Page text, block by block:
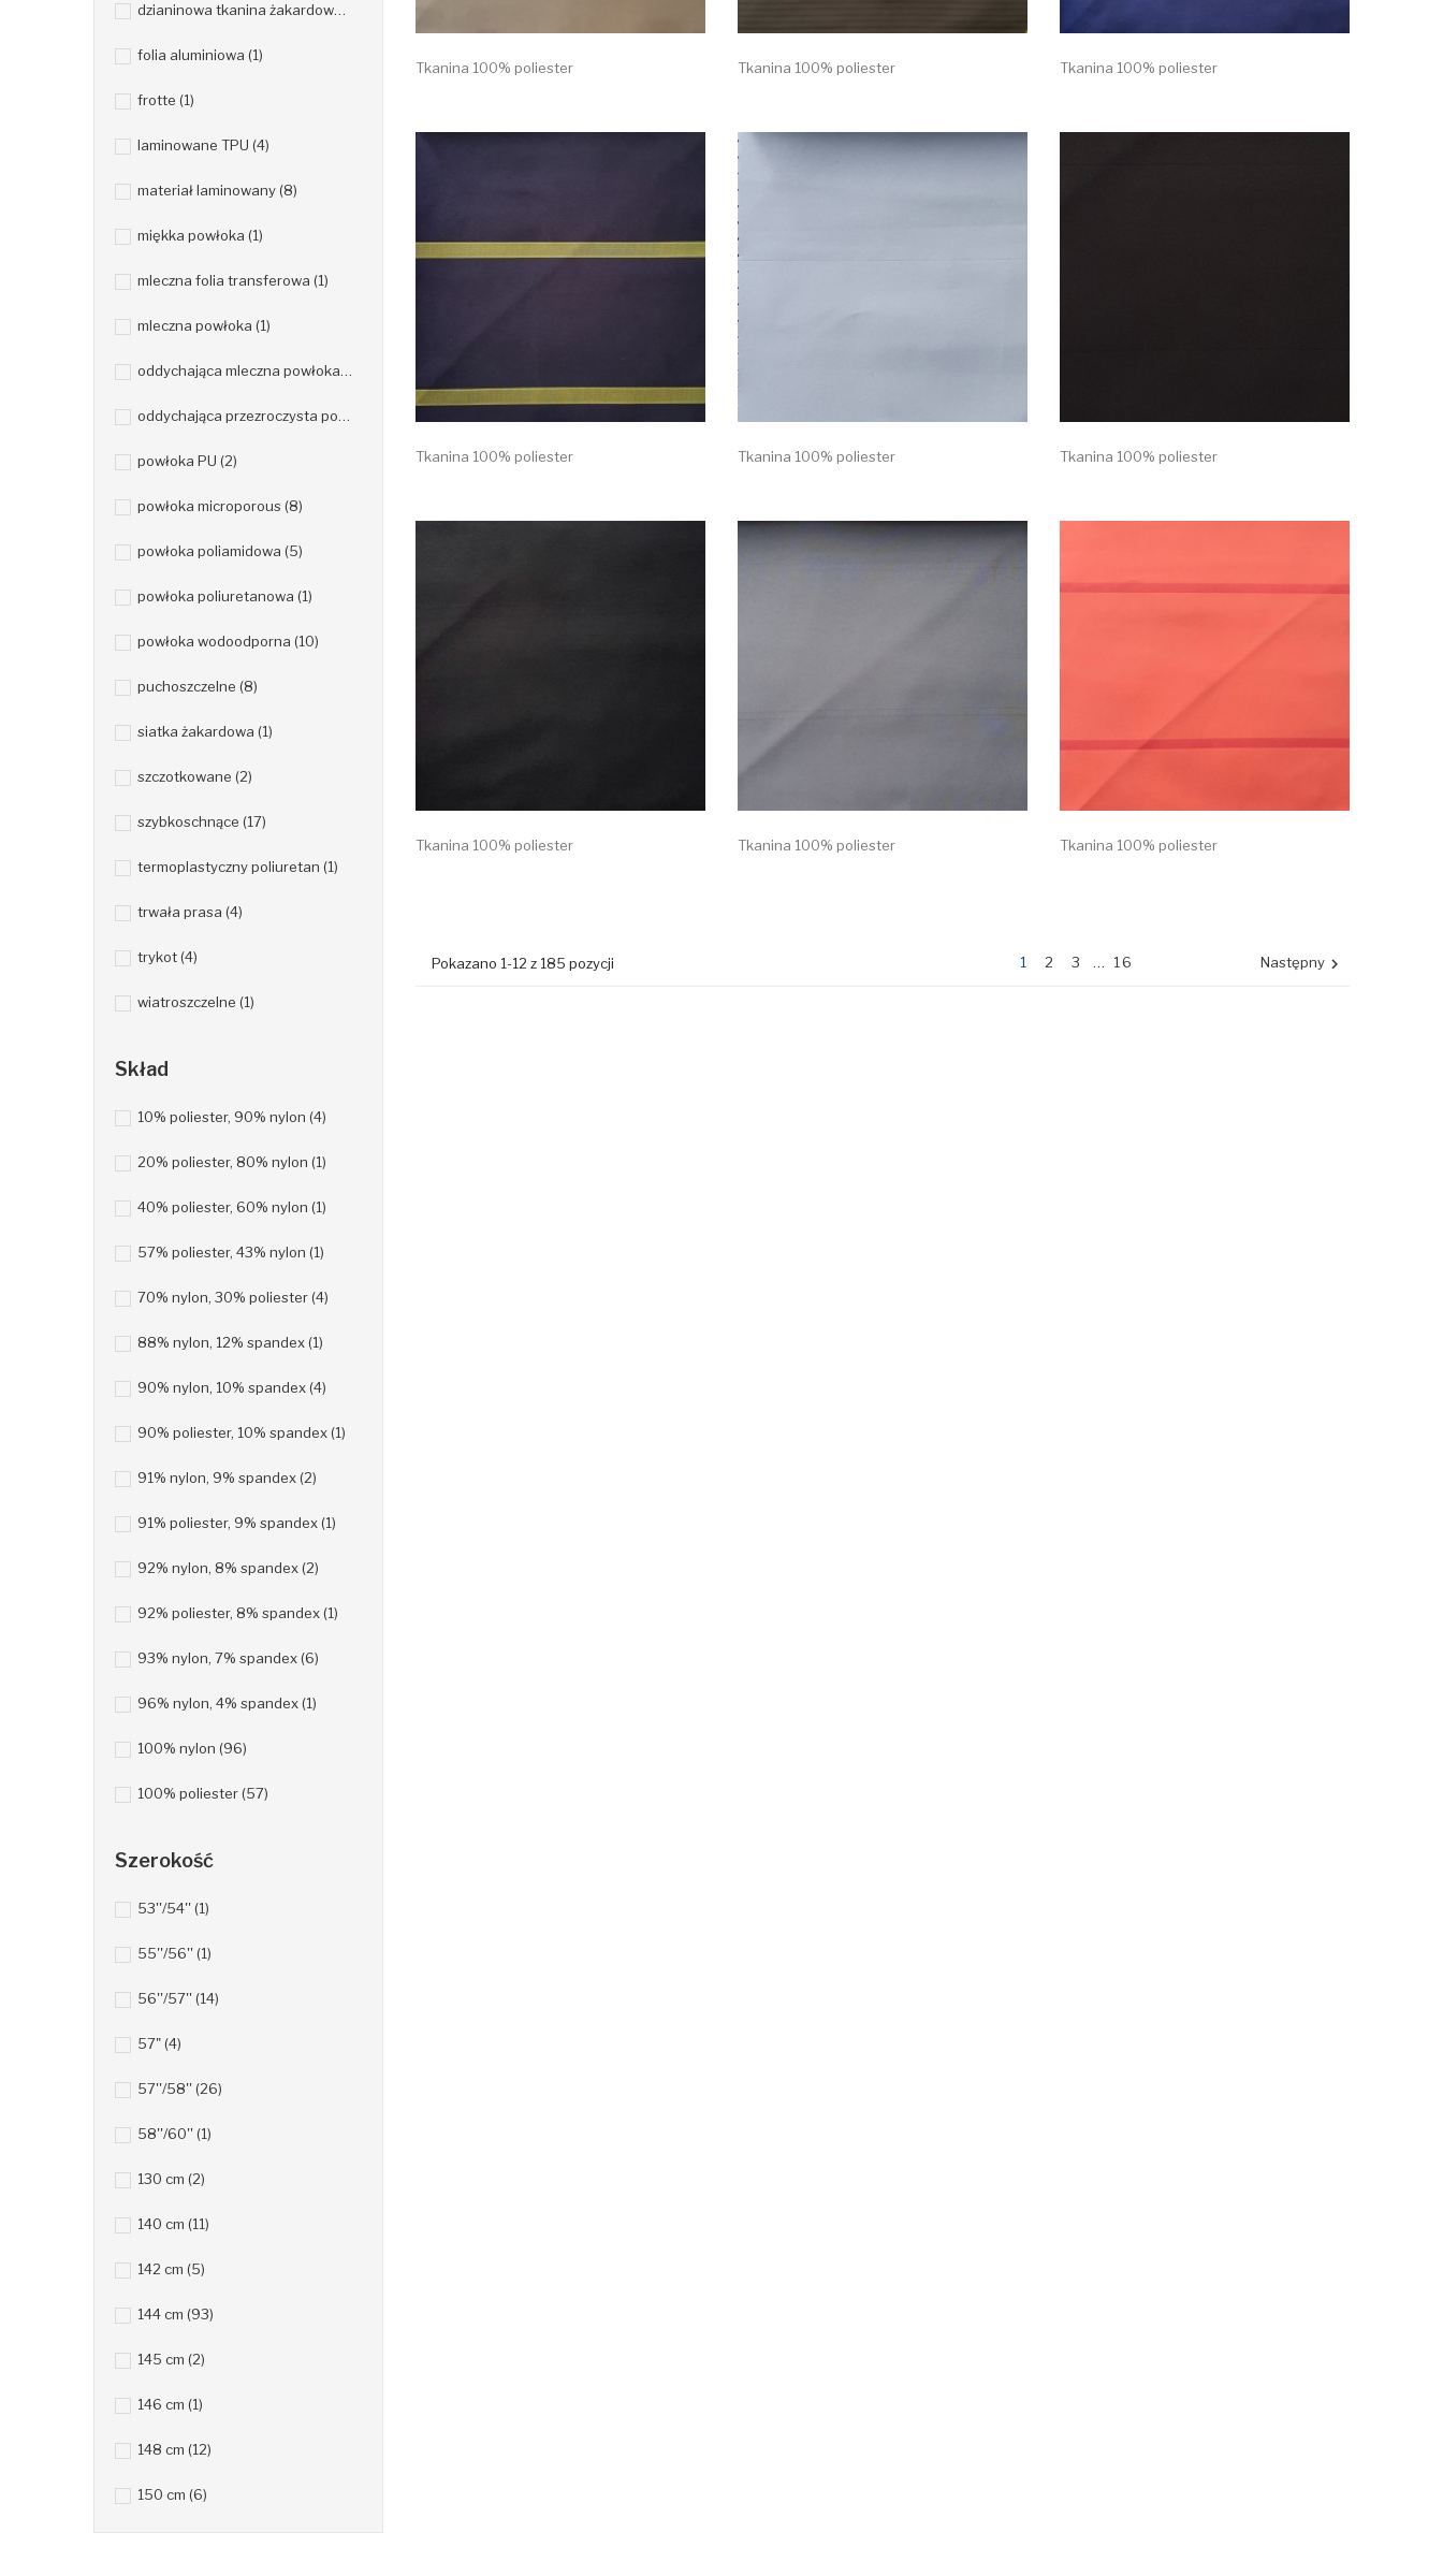
dzianinowa tkanina żakardowa
folia aluminiowa (1)
frotte (1)
laminowane TPU (4)
materiał laminowany (8)
miękka powłoka (1)
mleczna folia transferowa (1)
mleczna powłoka (1)
oddychająca mleczna powłoka(8)
oddychająca przezroczysta powłoka
powłoka PU (2)
powłoka microporous (8)
powłoka poliamidowa (5)
powłoka poliuretanowa (1)
powłoka wodoodporna (10)
puchoszczelne (8)
siatka żakardowa (1)
szczotkowane (2)
szybkoschnące (17)
termoplastyczny poliuretan (1)
trwała prasa (4)
trykot (4)
wiatroszczelne (1)
Skład
10% poliester, 90% nylon (4)
20% poliester, 80% nylon (1)
40% poliester, 60% nylon (1)
57% poliester, 43% nylon (1)
70% nylon, 30% poliester (4)
88% nylon, 12% spandex (1)
90% nylon, 10% spandex (4)
90% poliester, 10% spandex (1)
91% nylon, 9% spandex (2)
91% poliester, 9% spandex (1)
92% nylon, 8% spandex (2)
92% poliester, 8% spandex (1)
93% nylon, 7% spandex (6)
96% nylon, 4% spandex (1)
100% nylon (96)
100% poliester (57)
Szerokość
53''/54'' (1)
55''/56'' (1)
56''/57'' (14)
57" (4)
57''/58'' (26)
58''/60'' (1)
130 cm (2)
140 cm (11)
142 cm (5)
144 cm (93)
145 cm (2)
146 cm (1)
148 cm (12)
150 cm (6)
Tkanina 100% poliester Tkanina 100% poliester Tkanina 100% poliester
Tkanina 100% poliester Tkanina 100% poliester Tkanina 100% poliester
Tkanina 100% poliester Tkanina 100% poliester Tkanina 100% poliester
Pokazano 1-12 z 185 pozycji 1 2 3 … 16 Następny